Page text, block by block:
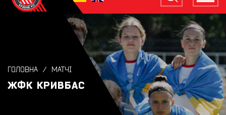
ГОЛОВНА МАТЧІ
ЖФК КРИВБАС